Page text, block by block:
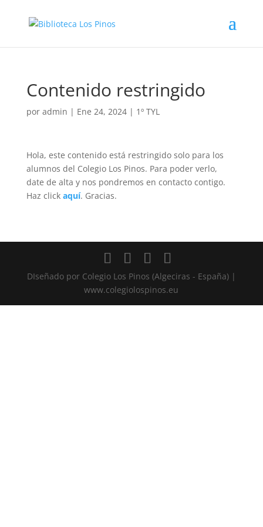
Contenido restringido
por admin | Ene 24, 2024| 1º TYL
Hola, este contenido está restringido solo para los
alumnos del Colegio Los Pinos. Para poder verlo,
date de alta y nos pondremos en contacto contigo.
Haz click aquí. Gracias.
DIseñado por Colegio Los Pinos (Algeciras - España) |
www.colegiolospinos.eu